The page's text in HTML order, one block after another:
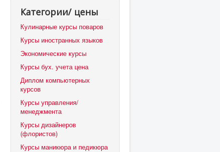
Категории/ цены
Кулинарные курсы поваров
Курсы иностранных языков
Экономические курсы
Курсы бух. учета цена
Диплом компьютерных
курсов
Курсы управления/
менеджмента
Курсы дизайнеров
(флористов)
Курсы маникюра и педикюра